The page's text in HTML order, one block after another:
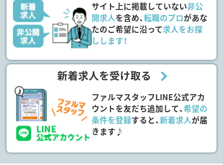
サイト上に掲載していない非公
開求人を含め、転職のプロがあな
たのご希望に沿って求人をお探
しします！
新着求人を受け取る
ファルマスタッフLINE公式アカ
ウントを友だち追加して、希望の
条件を登録すると、新着求人が届
きます♪